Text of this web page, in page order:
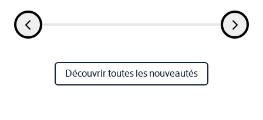
Découvrir toutes les nouveautés